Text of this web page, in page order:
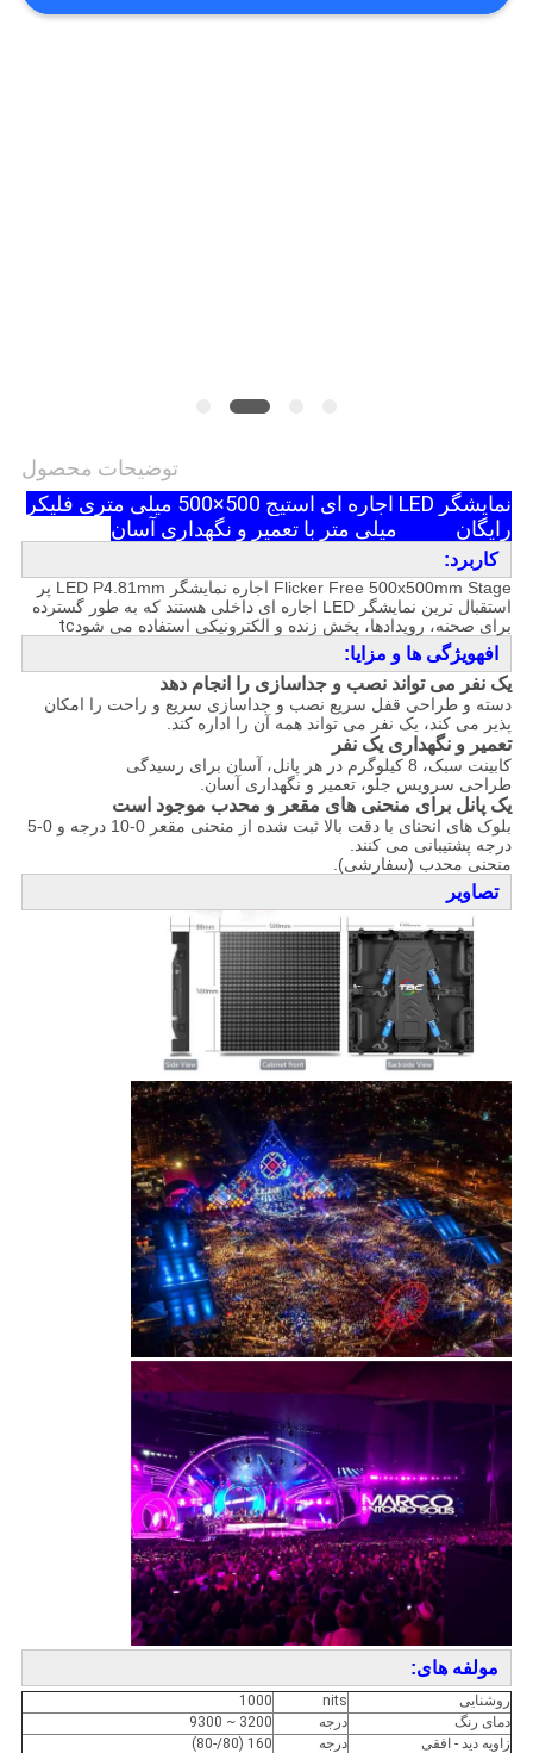
سیاست
توضیحات محصول
نمایشگر LED اجاره ای استیج 500×500 میلی متری فلیکر
رایگان
کاربرد:
Flicker Free 500x500mm Stage اجاره نمایشگر LED P4.81mm
پر
استقبال ترین نمایشگر LED اجاره ای داخلی هستند که به طور گسترده
برای صحنه، رویدادها، پخش زنده و الکترونیکی استفاده می شودtc
افهویژگی ها و مزایا:
یک نفر می تواند نصب و جداسازی را انجام دهد
دسته و طراحی قفل سریع نصب و جداسازی سریع و راحت را امکان
پذیر می کند، یک نفر می تواند همه آن را اداره کند.
تعمیر و نگهداری یک نفر
کابینت سبک، 8 کیلوگرم در هر پانل، آسان برای رسیدگی
طراحی سرویس جلو، تعمیر و نگهداری آسان.
یک پانل برای منحنی های مقعر و محدب موجود است
بلوک های انحنای با دقت بالا ثبت شده از منحنی مقعر 0-10 درجه و 0-5
درجه پشتیبانی می کنند.
منحنی محدب (سفارشی).
تصاویر
مولفه های:
روشنایی nits
1000
دمای رنگ
درجه
3200 ~ 9300
زاویه دید - افقی
درجه 160 (80/-80)